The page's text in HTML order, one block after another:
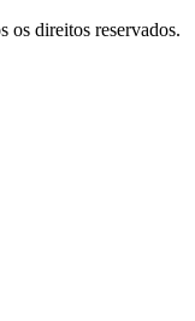
os direitos reservados.